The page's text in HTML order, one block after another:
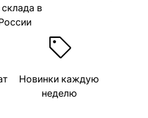
в
Новинки каждую
неделю